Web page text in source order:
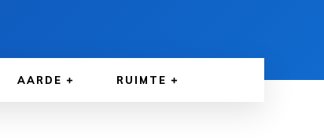
AARDE RUIMTE